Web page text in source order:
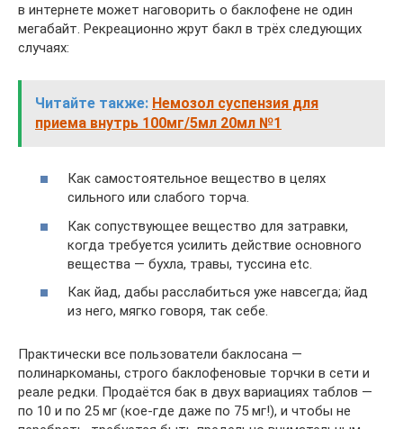
в интернете может наговорить о баклофене не один
мегабайт. Рекреационно жрут бакл в трёх следующих
случаях:
Читайте также: Немозол суспензия для
приема внутрь 100мг/5мл 20мл №1
Как самостоятельное вещество в целях
сильного или слабого торча.
Как сопуствующее вещество для затравки,
когда требуется усилить действие основного
вещества — бухла, травы, туссина etc.
Как йад, дабы расслабиться уже навсегда; йад
из него, мягко говоря, так себе.
Практически все пользователи баклосана —
полинаркоманы, строго баклофеновые торчки в сети и
реале редки. Продаётся бак в двух вариациях таблов —
по 10 и по 25 мг (кое-где даже по 75 мг!), и чтобы не